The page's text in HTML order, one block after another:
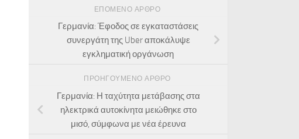
ΕΠΌΜΕΝΟ ΆΡΘΡΟ
Γερμανία: Έφοδος σε εγκαταστάσεις
συνεργάτη της Uber αποκάλυψε
εγκληματική οργάνωση
ΠΡΟΗΓΟΎΜΕΝΟ ΆΡΘΡΟ
Γερμανία: Η ταχύτητα μετάβασης στα
ηλεκτρικά αυτοκίνητα μειώθηκε στο
μισό, σύμφωνα με νέα έρευνα